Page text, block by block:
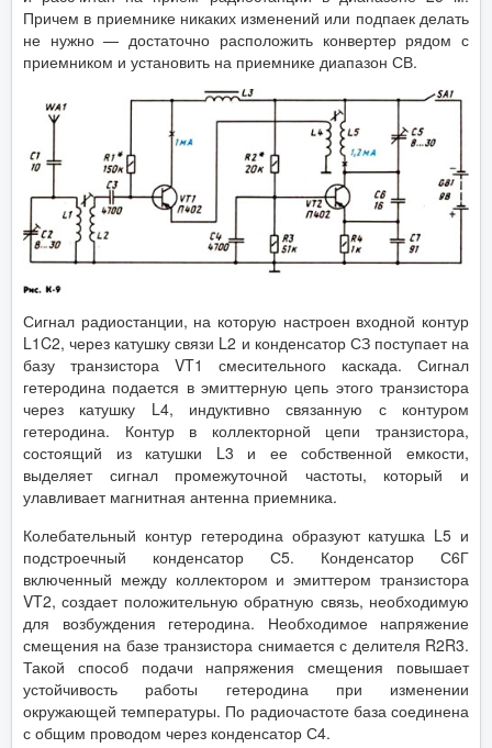
Причем в приемнике никаких изменений или подпаек делать
не нужно — достаточно расположить конвертер рядом с
приемником и установить на приемнике диапазон СВ.
Сигнал радиостанции, на которую настроен входной контур
L1C2, через катушку связи L2 и конденсатор СЗ поступает на
базу транзистора VT1 смесительного каскада. Сигнал
гетеродина подается в эмиттерную цепь этого транзистора
через катушку L4, индуктивно связанную с контуром
гетеродина. Контур в коллекторной цепи транзистора,
состоящий из катушки L3 и ее собственной емкости,
выделяет сигнал промежуточной частоты, который и
улавливает магнитная антенна приемника.
Колебательный контур гетеродина образуют катушка L5 и
подстроечный конденсатор С5. Конденсатор С6Г
включенный между коллектором и эмиттером транзистора
VT2, создает положительную обратную связь, необходимую
для возбуждения гетеродина. Необходимое напряжение
смещения на базе транзистора снимается с делителя R2R3.
Такой способ подачи напряжения смещения повышает
устойчивость работы гетеродина при изменении
окружающей температуры. По радиочастоте база соединена
с общим проводом через конденсатор С4.